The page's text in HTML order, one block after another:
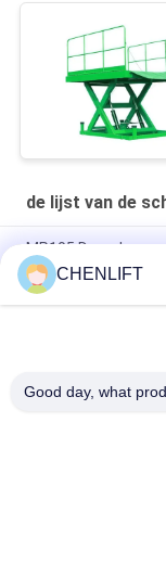
de lijst van de
MP105 Draagbare
materiaal
1110 mm palletpal
Zware industriële
CHENLIFT
Good day, what